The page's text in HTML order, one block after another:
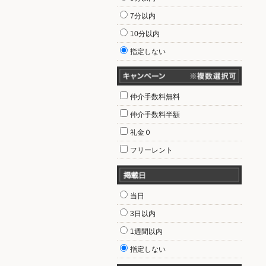
7分以内
10分以内
指定しない
仲介手数料無料
仲介手数料半額
礼金０
フリーレント
当日
3日以内
1週間以内
指定しない